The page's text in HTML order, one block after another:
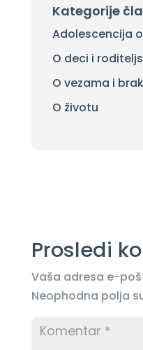
Kategorije
Adolescencija
O deci i
O vezama i
O životu
Prosledi
Vaša adresa e-
Neophodna polja